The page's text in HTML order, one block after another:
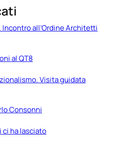
all’Ordine Architetti
al QT8
Visita guidata
Consonni
ci ha lasciato